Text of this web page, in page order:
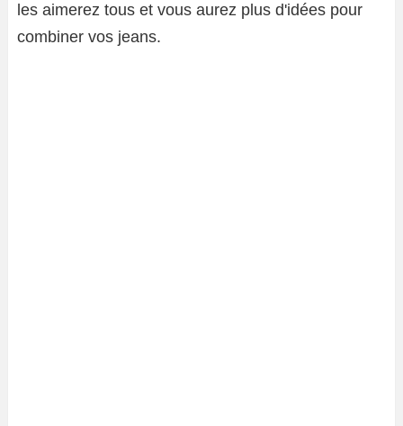
les aimerez tous et vous aurez plus d'idées pour
combiner vos jeans.